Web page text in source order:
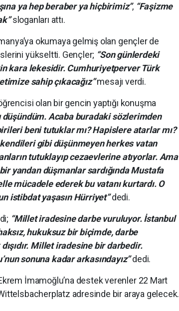
ya hep beraber ya hiçbirimiz”, “Faşizme
sloganları attı.
okumaya gelmiş olan gençler de
yükseltti. Gençler; “Son günlerdeki
kara lekesidir. Cumhuriyetperver Türk
sahip çıkacağız”mesajı verdi.
olan bir gencin yaptığı konuşma
düşündüm. Acaba buradaki sözlerimden
beni tutuklar mı? Hapislere atarlar mı?
gibi düşünmeyen herkes vatan
tutuklayıp cezaevlerine atıyorlar. Ama
yandan düşmanlar sardığında Mustafa
mücadele ederek bu vatanı kurtardı. O
istibdat yaşasın Hürriyet”dedi.
“Millet iradesine darbe vuruluyor. İstanbul
hukuksuz bir biçimde, darbe
Millet iradesine bir darbedir.
sonuna kadar arkasındayız”dedi.
İmamoğlu’na destek verenler 22 Mart
adresinde bir araya gelecek.